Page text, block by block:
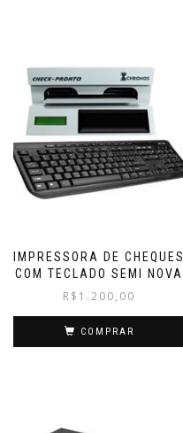
IMPRESSORA DE CHEQUES
COM TECLADO SEMI NOVA
R$ 1.200,00
COMPRAR